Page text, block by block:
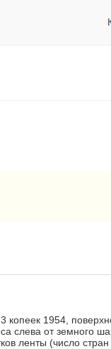
копеек 1954,
слева от земного
ленты (число